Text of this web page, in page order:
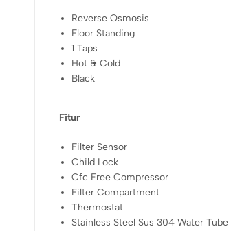
Reverse Osmosis
Floor Standing
1 Taps
Hot & Cold
Black
Fitur
Filter Sensor
Child Lock
Cfc Free Compressor
Filter Compartment
Thermostat
Stainless Steel Sus 304 Water Tube